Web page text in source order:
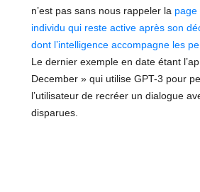
n’est pas sans nous rappeler la page
individu qui reste active après son
dont l’intelligence accompagne les
Le dernier exemple en date étant
December » qui utilise GPT-3 pour
l’utilisateur de recréer un dialogue
disparues.